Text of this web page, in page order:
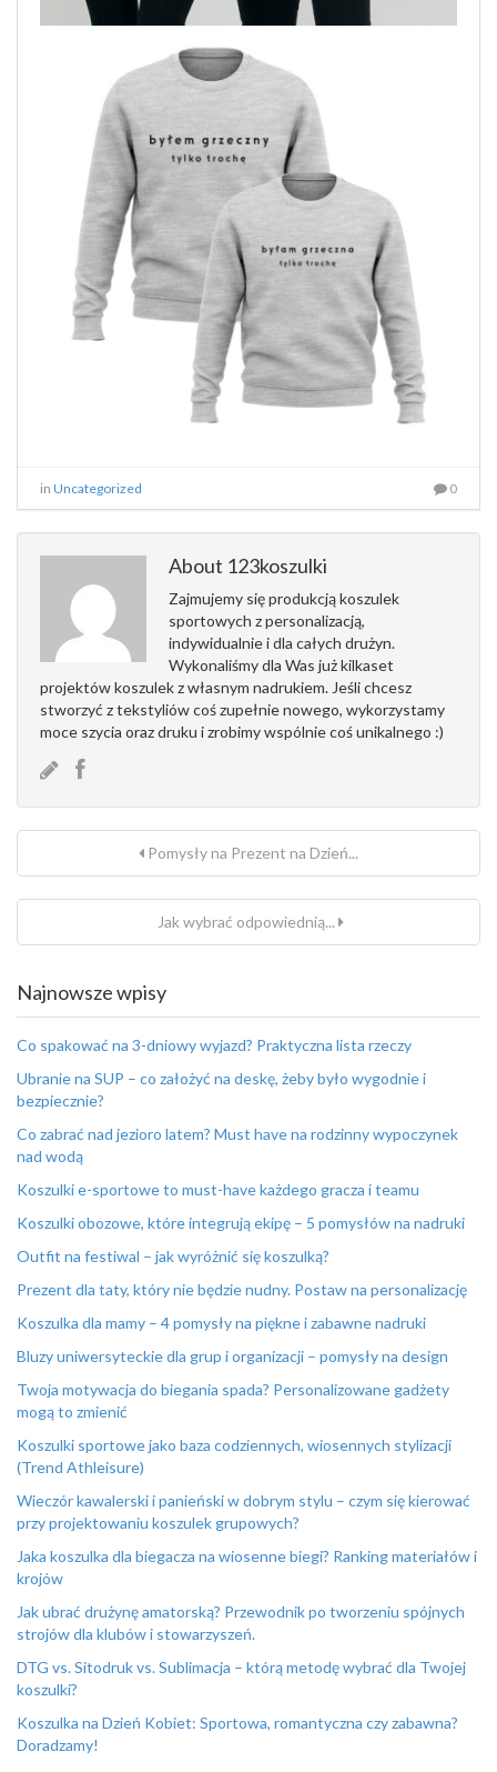
in Uncategorized 0
About 123koszulki
Zajmujemy się produkcją koszulek
sportowych z personalizacją,
indywidualnie i dla całych drużyn.
Wykonaliśmy dla Was już kilkaset
projektów koszulek z własnym nadrukiem. Jeśli chcesz
stworzyć z tekstyliów coś zupełnie nowego, wykorzystamy
moce szycia oraz druku i zrobimy wspólnie coś unikalnego :)
Pomysły na Prezent na Dzień...
Jak wybrać odpowiednią...
Najnowsze wpisy
Co spakować na 3-dniowy wyjazd? Praktyczna lista rzeczy
Ubranie na SUP – co założyć na deskę, żeby było wygodnie i
bezpiecznie?
Co zabrać nad jezioro latem? Must have na rodzinny wypoczynek
nad wodą
Koszulki e-sportowe to must-have każdego gracza i teamu
Koszulki obozowe, które integrują ekipę – 5 pomysłów na nadruki
Outfit na festiwal – jak wyróżnić się koszulką?
Prezent dla taty, który nie będzie nudny. Postaw na personalizację
Koszulka dla mamy – 4 pomysły na piękne i zabawne nadruki
Bluzy uniwersyteckie dla grup i organizacji – pomysły na design
Twoja motywacja do biegania spada? Personalizowane gadżety
mogą to zmienić
Koszulki sportowe jako baza codziennych, wiosennych stylizacji
(Trend Athleisure)
Wieczór kawalerski i panieński w dobrym stylu – czym się kierować
przy projektowaniu koszulek grupowych?
Jaka koszulka dla biegacza na wiosenne biegi? Ranking materiałów i
krojów
Jak ubrać drużynę amatorską? Przewodnik po tworzeniu spójnych
strojów dla klubów i stowarzyszeń.
DTG vs. Sitodruk vs. Sublimacja – którą metodę wybrać dla Twojej
koszulki?
Koszulka na Dzień Kobiet: Sportowa, romantyczna czy zabawna?
Doradzamy!